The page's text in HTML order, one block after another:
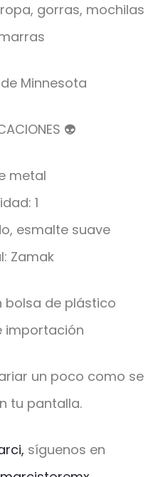
gorras, mochilas
Minnesota
👽
metal
1
esmalte suave
Zamak
bolsa de plástico
importación
un poco como se
tu pantalla.
síguenos en